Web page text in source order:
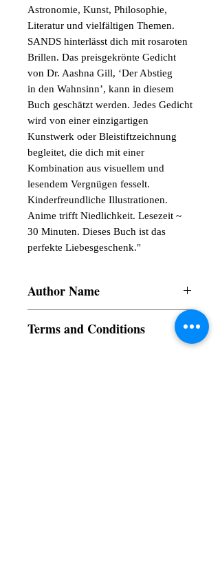
Astronomie, Kunst, Philosophie,
Literatur und vielfältigen Themen.
SANDS hinterlässt dich mit rosaroten
Brillen. Das preisgekrönte Gedicht
von Dr. Aashna Gill, ‘Der Abstieg
in den Wahnsinn’, kann in diesem
Buch geschätzt werden. Jedes Gedicht
wird von einer einzigartigen
Kunstwerk oder Bleistiftzeichnung
begleitet, die dich mit einer
Kombination aus visuellem und
lesendem Vergnügen fesselt.
Kinderfreundliche Illustrationen.
Anime trifft Niedlichkeit. Lesezeit ~
30 Minuten. Dieses Buch ist das
perfekte Liebesgeschenk."
Author Name
Terms and Conditions